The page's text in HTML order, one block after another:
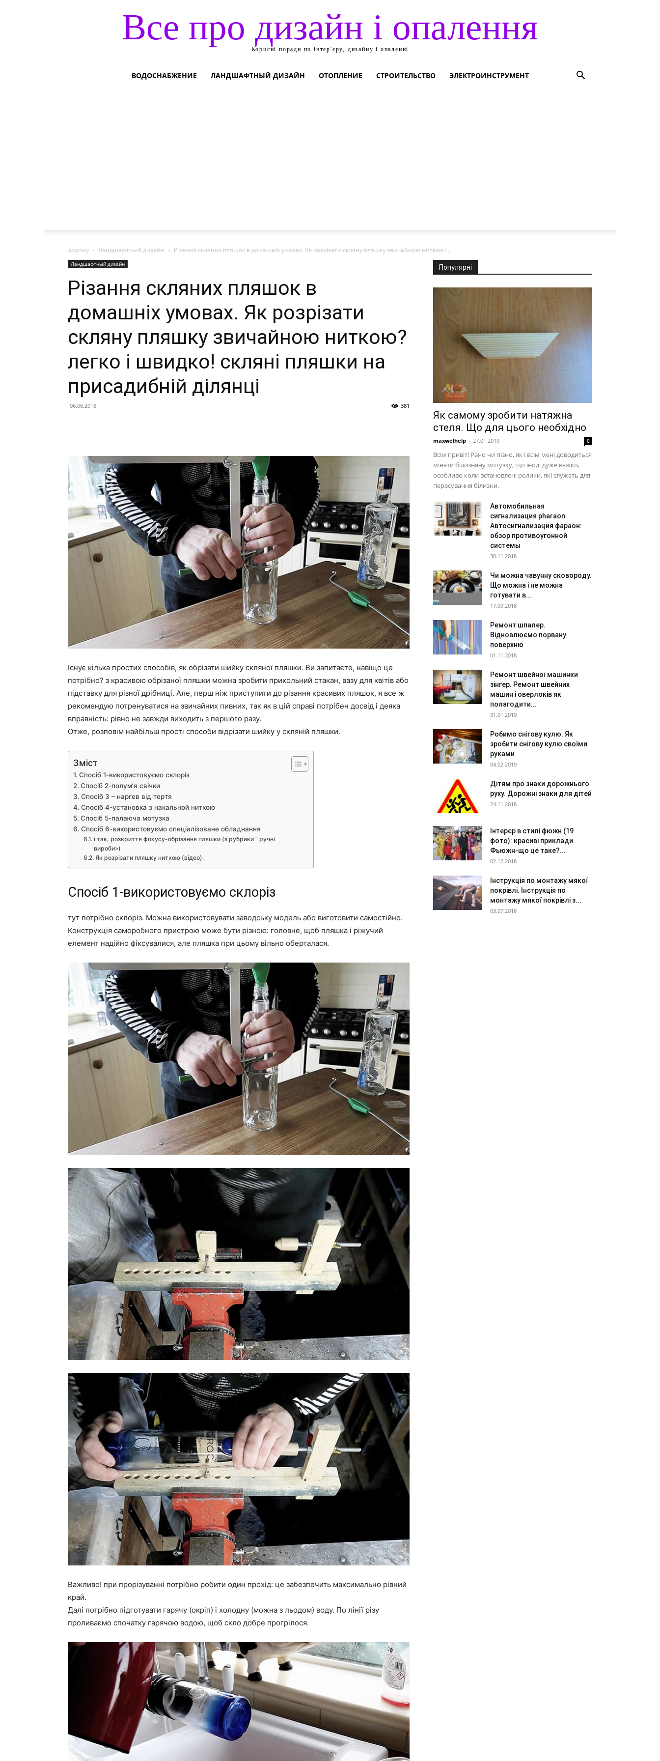
Все про дизайн і опалення
Корисні поради по інтер'єру, дизайну і опаленні
ВОДОСНАБЖЕНИЕ ЛАНДШАФТНЫЙ ДИЗАЙН ОТОПЛЕНИЕ СТРОИТЕЛЬСТВО ЭЛЕКТРОИНСТРУМЕНТ
додому Ландшафтный дизайн Різання скляних пляшок в домашніх умовах. Як розрізати скляну пляшку звичайною ниткою?...
Ландшафтный дизайн
Різання скляних пляшок в
домашніх умовах. Як розрізати
скляну пляшку звичайною ниткою?
легко і швидко! скляні пляшки на
присадибній ділянці
06.06.2018 381
Існує кілька простих способів, як обрізати шийку скляної пляшки. Ви запитаєте, навіщо це
потрібно? з красивою обрізаної пляшки можна зробити прикольний стакан, вазу для квітів або
підставку для різної дрібниці. Але, перш ніж приступити до різання красивих пляшок, я все ж
рекомендую потренуватися на звичайних пивних, так як в цій справі потрібен досвід і деяка
вправність: рівно не завжди виходить з першого разу.
Отже, розповім найбільш прості способи відрізати шийку у скляній пляшки.
Зміст
Спосіб 1-використовуємо склоріз
Спосіб 2-полум’я свічки
Спосіб 3 – наргев від тертя
Спосіб 4-установка з накальной ниткою
Спосіб 5-палаюча мотузка
Спосіб 6-використовуємо спеціалізоване обладнання
і так, розкриття фокусу-обрізання пляшки (з рубрики ” ручні
вироби»)
Як розрізати пляшку ниткою (відео):
Спосіб 1-використовуємо склоріз
тут потрібно склоріз. Можна використовувати заводську модель або виготовити самостійно.
Конструкція саморобного пристрою може бути різною: головне, щоб пляшка і ріжучий
елемент надійно фіксувалися, але пляшка при цьому вільно оберталася.
Важливо! при прорізуванні потрібно робити один прохід: це забезпечить максимально рівний
край.
Далі потрібно підготувати гарячу (окріп) і холодну (можна з льодом) воду. По лінії різу
проливаємо спочатку гарячою водою, щоб скло добре прогрілося.
Популярні
Як самому зробити натяжна
стеля. Що для цього необхідно
maxwelhelp - 27.01.2019 0
Всім привіт! Рано чи пізно, як і всім мені доводиться
міняти білизняну мотузку, що іноді дуже важко,
особливо коли встановлені ролики, які служать для
пересування білизни.
Автомобильная
сигнализация pharaon.
Автосигнализация фараон:
обзор противоугонной
системы
30.11.2018
Чи можна чавунну сковороду.
Що можна і не можна
готувати в...
17.09.2018
Ремонт шпалер.
Відновлюємо порвану
поверхню
01.11.2018
Ремонт швейної машинки
зінгер. Ремонт швейних
машин і оверлоків як
полагодити...
31.01.2019
Робимо снігову кулю. Як
зробити снігову кулю своїми
руками
04.02.2019
Дітям про знаки дорожнього
руху. Дорожні знаки для дітей
24.11.2018
Інтерєр в стилі фюжн (19
фото): красиві приклади.
Фьюжн-що це таке?...
02.12.2018
Інструкція по монтажу мякої
покрівлі. Інструкція по
монтажу мякої покрівлі з...
03.07.2018